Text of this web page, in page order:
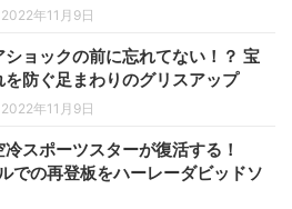
2022年11月9日
ショックの前に忘れてない！？ 宝
を防ぐ足まわりのグリスアップ
2022年11月9日
冷スポーツスターが復活する！
での再登板をハーレーダビッドソ